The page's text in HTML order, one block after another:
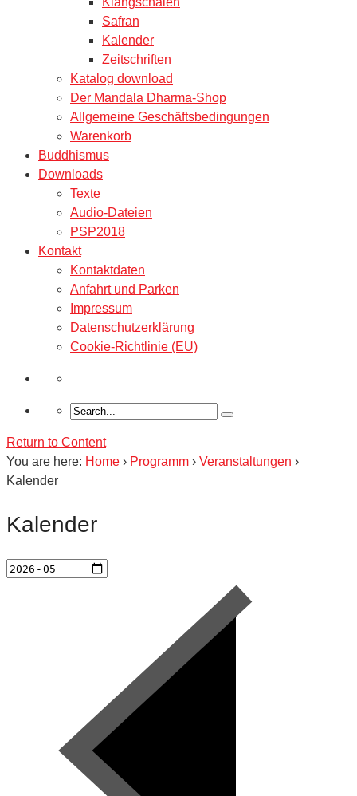
Safran
Kalender
Zeitschriften
Katalog download
Der Mandala Dharma-Shop
Allgemeine Geschäftsbedingungen
Warenkorb
Buddhismus
Downloads
Texte
Audio-Dateien
PSP2018
Kontakt
Kontaktdaten
Anfahrt und Parken
Impressum
Datenschutzerklärung
Cookie-Richtlinie (EU)
Return to Content
You are here: Home › Programm › Veranstaltungen ›
Kalender
Kalender